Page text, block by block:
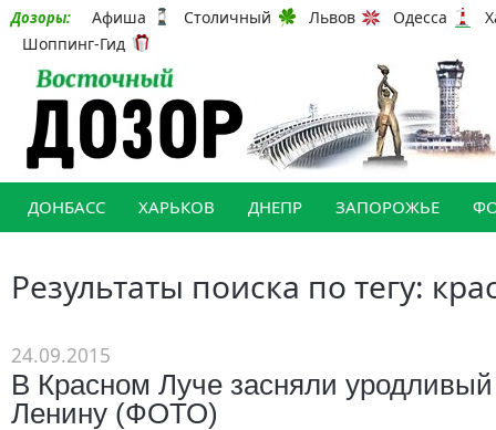
Дозоры: Афиша Столичный Львов Одесса
Шоппинг-Гид
ДОНБАСС ХАРЬКОВ ДНЕПР ЗАПОРОЖЬЕ
Результаты поиска по тегу:
24.09.2015
В Красном Луче засняли
Ленину (ФОТО)